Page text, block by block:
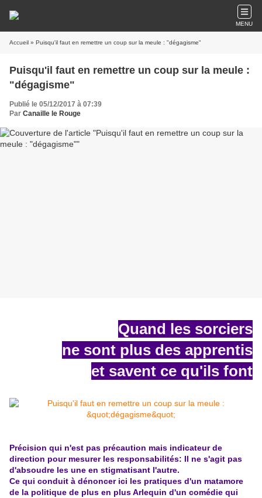
MENU
Accueil » Puisqu'il faut en remettre un coup sur la meule : "dégagisme"
Puisqu'il faut en remettre un coup sur la meule :
"dégagisme"
Publié le 05/12/2017 à 07:39
Par Canaille le Rouge
Quand les sorciers
ne sont plus des apprentis
et savent ce qu'ils font
Précision qui n'est pas précaution mais indicateur de
direction pour mesurer les responsabilités: Il ne s'agit pas
d'absoudre les une en stigmatisant l'autre.
Ce qui conduit à dénoncer ici les pratiques d'un matamore
de la politique de plus en plus Arlequin d'un comédie qui